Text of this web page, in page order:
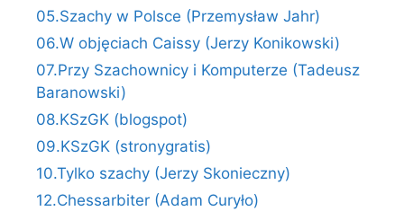
05.Szachy w Polsce (Przemysław Jahr)
06.W objęciach Caissy (Jerzy Konikowski)
07.Przy Szachownicy i Komputerze (Tadeusz
Baranowski)
08.KSzGK (blogspot)
09.KSzGK (stronygratis)
10.Tylko szachy (Jerzy Skonieczny)
12.Chessarbiter (Adam Curyło)